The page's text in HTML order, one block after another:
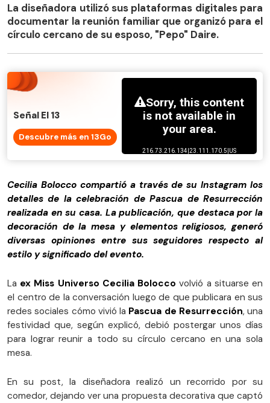
La diseñadora utilizó sus plataformas digitales para
documentar la reunión familiar que organizó para el
círculo cercano de su esposo, "Pepo" Daire.
Señal El 13
Descubre más en 13Go
Cecilia Bolocco compartió a través de su Instagram los
detalles de la celebración de Pascua de Resurrección
realizada en su casa. La publicación, que destaca por la
decoración de la mesa y elementos religiosos, generó
diversas opiniones entre sus seguidores respecto al
estilo y significado del evento.
La ex Miss Universo Cecilia Bolocco volvió a situarse en
el centro de la conversación luego de que publicara en sus
redes sociales cómo vivió la Pascua de Resurrección, una
festividad que, según explicó, debió postergar unos días
para lograr reunir a todo su círculo cercano en una sola
mesa.
En su post, la diseñadora realizó un recorrido por su
comedor, dejando ver una propuesta decorativa que captó